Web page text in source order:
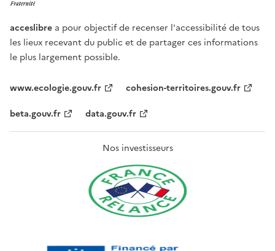
acceslibre a pour objectif de recenser l'accessibilité de tous
les lieux recevant du public et de partager ces informations
le plus largement possible.
www.ecologie.gouv.fr
cohesion-territoires.gouv.fr
beta.gouv.fr
data.gouv.fr
Nos investisseurs